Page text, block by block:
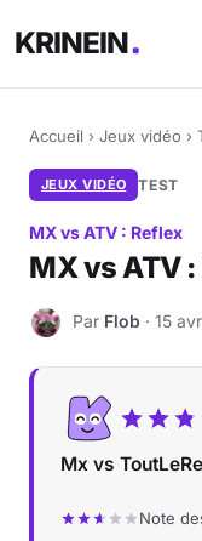
KRINEIN
Accueil › Jeux vidéo ›
JEUX VIDÉO TEST
MX vs ATV : Reflex
MX vs ATV
F Par Flob · 15
Mx vs
Note